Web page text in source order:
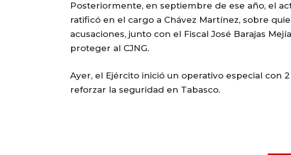
Posteriormente, en septiembre de ese año, el
ratificó en el cargo a Chávez Martínez, sobre
acusaciones, junto con el Fiscal José Barajas
proteger al CJNG.
Ayer, el Ejército inició un operativo especial con
reforzar la seguridad en Tabasco.